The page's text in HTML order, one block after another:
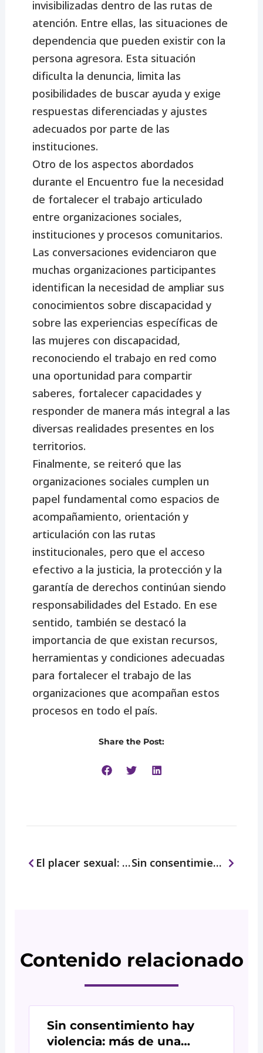
invisibilizadas dentro de las rutas de
atención. Entre ellas, las situaciones de
dependencia que pueden existir con la
persona agresora. Esta situación
dificulta la denuncia, limita las
posibilidades de buscar ayuda y exige
respuestas diferenciadas y ajustes
adecuados por parte de las
instituciones.
Otro de los aspectos abordados
durante el Encuentro fue la necesidad
de fortalecer el trabajo articulado
entre organizaciones sociales,
instituciones y procesos comunitarios.
Las conversaciones evidenciaron que
muchas organizaciones participantes
identifican la necesidad de ampliar sus
conocimientos sobre discapacidad y
sobre las experiencias específicas de
las mujeres con discapacidad,
reconociendo el trabajo en red como
una oportunidad para compartir
saberes, fortalecer capacidades y
responder de manera más integral a las
diversas realidades presentes en los
territorios.
Finalmente, se reiteró que las
organizaciones sociales cumplen un
papel fundamental como espacios de
acompañamiento, orientación y
articulación con las rutas
institucionales, pero que el acceso
efectivo a la justicia, la protección y la
garantía de derechos continúan siendo
responsabilidades del Estado. En ese
sentido, también se destacó la
importancia de que existan recursos,
herramientas y condiciones adecuadas
para fortalecer el trabajo de las
organizaciones que acompañan estos
procesos en todo el país.
Share the Post:
El placer sexual: Del derecho al placer y de la resignificación de mi cuerpo Sin consentimiento hay violencia: más de una década de jurisprudencia que la cultura no ha querido escuchar
Contenido relacionado
Sin consentimiento hay
violencia: más de una